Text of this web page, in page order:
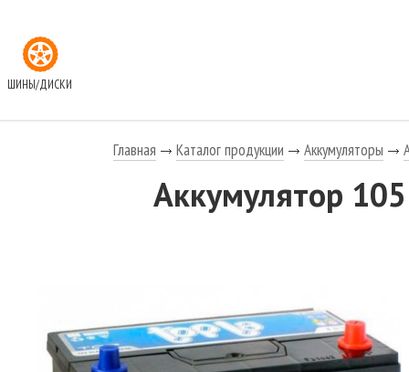
ШИНЫ/ДИСКИ
Главная Каталог продукции Аккумуляторы
Аккумулятор